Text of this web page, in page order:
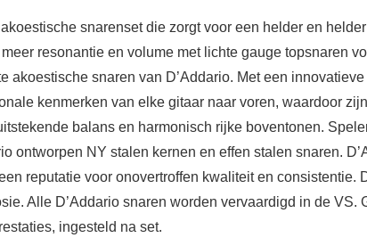
akoestische snarenset die zorgt voor een helder en
resonantie en volume met lichte gauge topsnaren
akoestische snaren van D’Addario. Met een
kenmerken van elke gitaar naar voren, waardoor
balans en harmonisch rijke boventonen.
ontworpen NY stalen kernen en effen stalen snaren.
reputatie voor onovertroffen kwaliteit en
Alle D’Addario snaren worden vervaardigd in de
ingesteld na set.